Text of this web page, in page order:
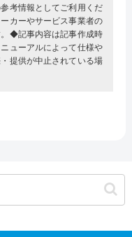
考情報としてご利用くだ
カーやサービス事業者の
◆記事内容は記事作成時
ューアルによって仕様や
提供が中止されている場